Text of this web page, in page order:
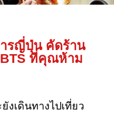
รญี่ปุ่น คัดร้าน
BTS ที่คุณห้าม
งเดินทางไปเที่ยว